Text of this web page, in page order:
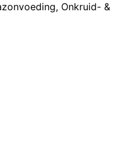
Onkruid- &